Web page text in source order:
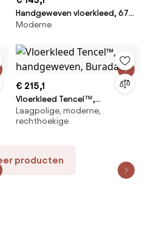
Handgeweven vloerkleed, 67%
katoen, Uksi
Moderne
€ 215,1
Vloerkleed Tencel™,
handgeweven, Burada
Laagpolige, moderne,
rechthoekige
producten